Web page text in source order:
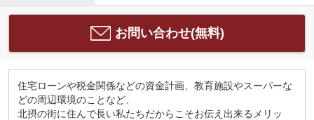
お問い合わせ(無料)
住宅ローンや税金関係などの資金計画、教育施設やスーパーな
どの周辺環境のことなど、
北摂の街に住んで長い私たちだからこそお伝え出来るメリッ